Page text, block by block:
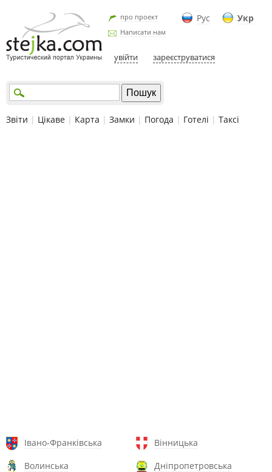
Рус Укр
про проект
Написати нам
увійти зареєструватися
Звіти | Цікаве | Карта | Замки | Погода | Готелі | Таксі
Івано-Франківська
Вінницька
Волинська
Дніпропетровська